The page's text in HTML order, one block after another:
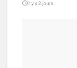
il y a 2 jours